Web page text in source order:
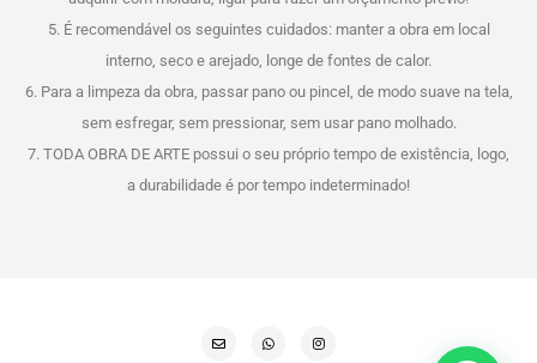
5. É recomendável os seguintes cuidados: manter a obra em local
interno, seco e arejado, longe de fontes de calor.
6. Para a limpeza da obra, passar pano ou pincel, de modo suave na tela,
sem esfregar, sem pressionar, sem usar pano molhado.
7. TODA OBRA DE ARTE possui o seu próprio tempo de existência, logo,
a durabilidade é por tempo indeterminado!